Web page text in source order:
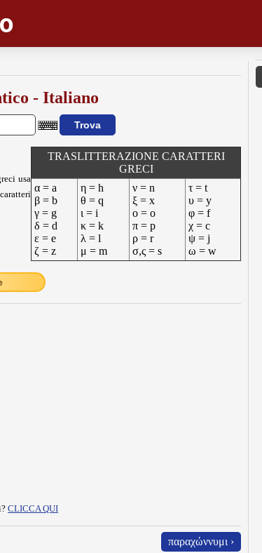
- Italiano
usa
TRASLITTERAZIONE CARATTERI
GRECI
α = a
β = b
γ = g
δ = d
ε = e
ζ = z
η = h
θ = q
ι = i
κ = k
λ = l
μ = m
ν = n
ξ = x
ο = o
π = p
ρ = r
σ,ς = s
τ = t
υ = y
φ = f
χ = c
ψ = j
ω = w
CLICCA QUI
παραχώννυμι ›